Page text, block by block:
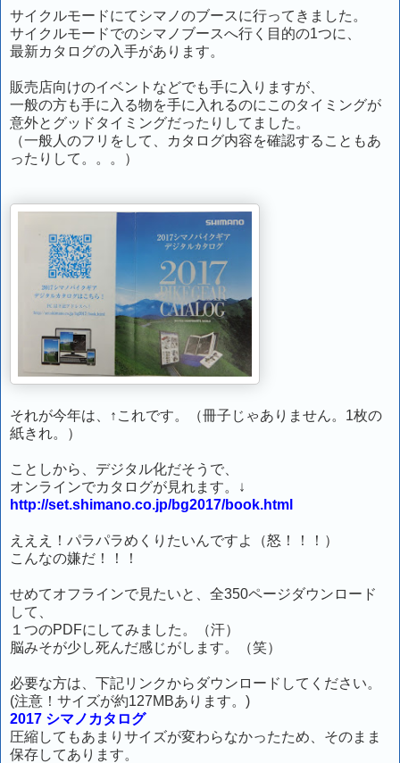
サイクルモードにてシマノのブースに行ってきました。
サイクルモードでのシマノブースへ行く目的の1つに、
最新カタログの入手があります。
販売店向けのイベントなどでも手に入りますが、
一般の方も手に入る物を手に入れるのにこのタイミングが
意外とグッドタイミングだったりしてました。
（一般人のフリをして、カタログ内容を確認することもあ
ったりして。。。）
それが今年は、↑これです。（冊子じゃありません。1枚の
紙きれ。）
ことしから、デジタル化だそうで、
オンラインでカタログが見れます。↓
http://set.shimano.co.jp/bg2017/book.html
えええ！パラパラめくりたいんですよ（怒！！！）
こんなの嫌だ！！！
せめてオフラインで見たいと、全350ページダウンロード
して、
１つのPDFにしてみました。（汗）
脳みそが少し死んだ感じがします。（笑）
必要な方は、下記リンクからダウンロードしてください。
(注意！サイズが約127MBあります。)
2017 シマノカタログ
圧縮してもあまりサイズが変わらなかったため、そのまま
保存してあります。